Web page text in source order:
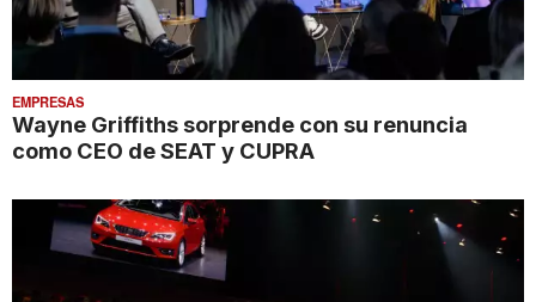
EMPRESAS
Wayne Griffiths sorprende con su renuncia
como CEO de SEAT y CUPRA